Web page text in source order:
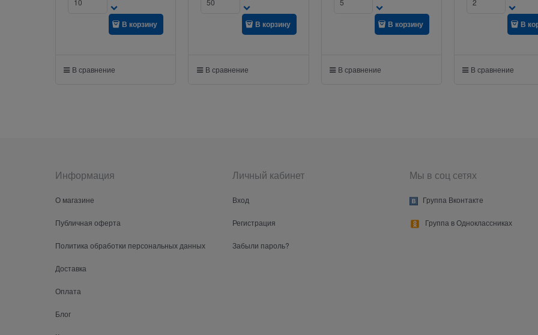
В корзину
В сравнение
В корзину
В сравнение
В корзину
В сравнение
В
В сравнение
Информация
О магазине
Публичная оферта
Политика обработки персональных данных
Доставка
Оплата
Блог
Личный кабинет
Вход
Регистрация
Забыли пароль?
Мы в соц сетях
Группа Вконтакте
Группа в Одноклассниках